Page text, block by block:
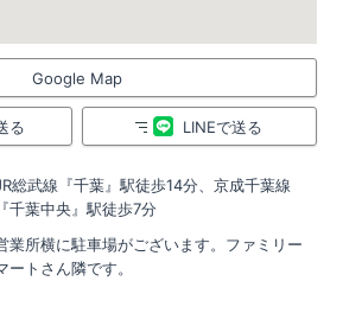
Google Map
る LINEで送る
総武線『千葉』駅徒歩14分、京成千葉線
『千葉中央』駅徒歩7分
業所横に駐車場がございます。ファミリー
ートさん隣です。